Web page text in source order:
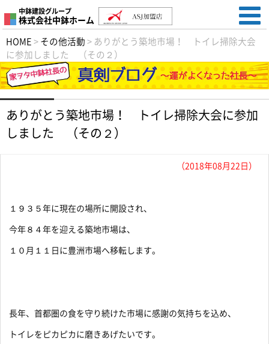
中鉢建設グループ
株式会社中鉢ホーム
HOME > その他活動 > ありがとう築地市場！ トイレ掃除大会
に参加しました （その２）
ありがとう築地市場！ トイレ掃除大会に参加
しました （その２）
（2018年08月22日）
１９３５年に現在の場所に開設され、
今年８４年を迎える築地市場は、
１０月１１日に豊洲市場へ移転します。
長年、首都圏の食を守り続けた市場に感謝の気持ちを込め、
トイレをピカピカに磨きあげたいです。